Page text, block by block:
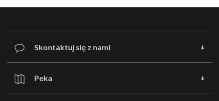
Skontaktuj się z nami
Peka